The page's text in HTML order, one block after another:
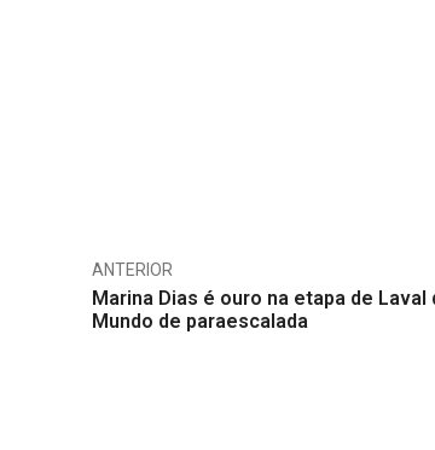
ANTERIOR
Marina Dias é ouro na etapa de Laval
Mundo de paraescalada